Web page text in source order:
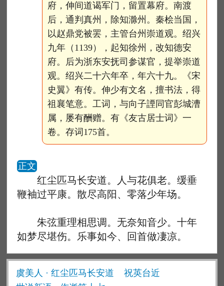
府，伸间道谒军门，留置幕府。南渡
后，通判真州，除知滁州。秦桧当国，
以赵鼎党被罢，主管台州崇道观。绍兴
九年（1139），起知徐州，改知德安
府。后为浙东安抚司参谋官，提举崇道
观。绍兴二十六年卒，年六十九。《宋
史翼》有传。伸少有文名，擅书法，得
祖襄笔意。工词，与向子諲同官彭城漕
属，屡有酬赠。有《友古居士词》一
卷。存词175首。
正文
红尘匹马长安道。人与花俱老。缓垂
鞭袖过平康。散尽高阳、零落少年场。
朱弦重理相思调。无奈知音少。十年
如梦尽堪伤。乐事如今、回首做凄凉。
虞美人 · 红尘匹马长安道
祝英台近